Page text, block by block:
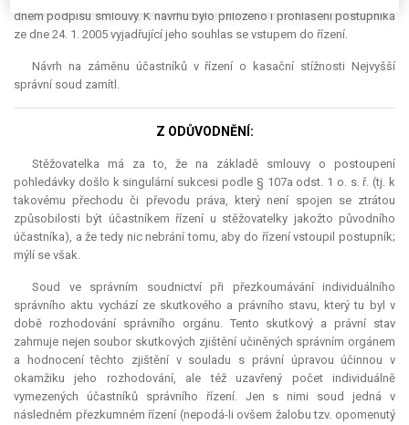
dnem podpisu smlouvy. K návrhu bylo přiloženo i prohlášení postupníka
ze dne 24. 1. 2005 vyjadřující jeho souhlas se vstupem do řízení.
Návrh na záměnu účastníků v řízení o kasační stížnosti Nejvyšší
správní soud zamítl.
Z ODŮVODNĚNÍ:
Stěžovatelka má za to, že na základě smlouvy o postoupení
pohledávky došlo k singulární sukcesi podle § 107a odst. 1 o. s. ř. (tj. k
takovému přechodu či převodu práva, který není spojen se ztrátou
způsobilosti být účastníkem řízení u stěžovatelky jakožto původního
účastníka), a že tedy nic nebrání tomu, aby do řízení vstoupil postupník;
mýlí se však.
Soud ve správním soudnictví při přezkoumávání individuálního
správního aktu vychází ze skutkového a právního stavu, který tu byl v
době rozhodování správního orgánu. Tento skutkový a právní stav
zahrnuje nejen soubor skutkových zjištění učiněných správním orgánem
a hodnocení těchto zjištění v souladu s právní úpravou účinnou v
okamžiku jeho rozhodování, ale též uzavřený počet individuálně
vymezených účastníků správního řízení. Jen s nimi soud jedná v
následném přezkumném řízení (nepodá-li ovšem žalobu tzv. opomenutý